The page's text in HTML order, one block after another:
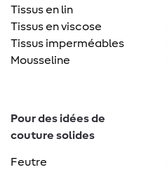
Tissus en lin
Tissus en viscose
Tissus imperméables
Mousseline
Pour des idées de
couture solides
Feutre